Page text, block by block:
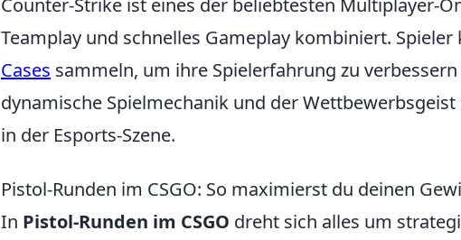
Counter-Strike ist eines der beliebtesten Multiplayer-
Teamplay und schnelles Gameplay kombiniert.
Cases sammeln, um ihre Spielerfahrung zu
dynamische Spielmechanik und der
in der Esports-Szene.
Pistol-Runden im CSGO: So maximierst du deinen
In Pistol-Runden im CSGO dreht sich alles um